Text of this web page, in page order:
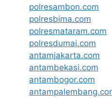
polresambon.com
polresbima.com
polresmataram.com
polresdumai.com
antamjakarta.com
antambekasi.com
antambogor.com